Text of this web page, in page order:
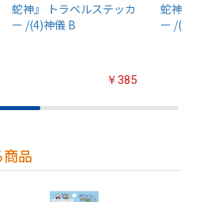
蛇神』 トラベルステッカ
ー /(4)神儀 B
￥385
蛇神』
ー /(6)
品